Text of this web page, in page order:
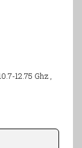
12.75 Ghz ,